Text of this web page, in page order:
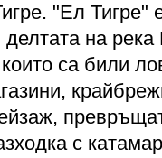
"Ел Тигре"
делтата на
които са били
с